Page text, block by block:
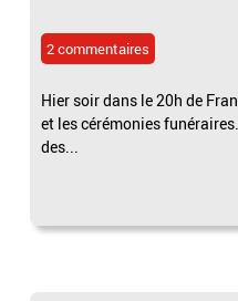
2 commentaires
Hier soir dans le 20h de
et les cérémonies
des...